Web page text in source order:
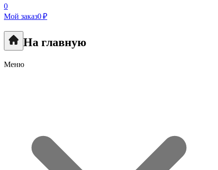
0
Мой заказ0 ₽
На главную
Меню